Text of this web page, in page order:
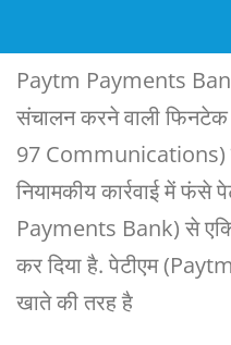
Paytm Payments
संचालन करने वाली
97 Communications)
नियामकीय कार्रवाई में
Payments Bank) से
कर दिया है. पेटीएम
खाते की तरह है